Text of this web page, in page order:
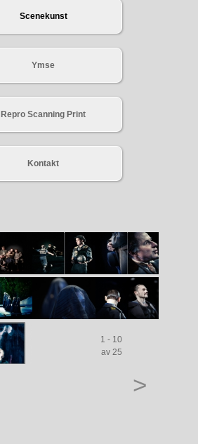
Scenekunst
Ymse
Repro Scanning Print
Kontakt
1 - 10
av 25
>